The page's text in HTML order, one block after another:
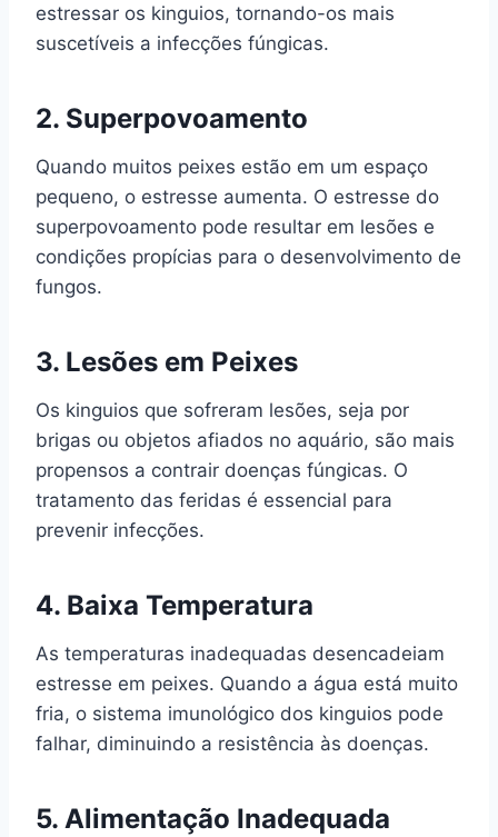
estressar os kinguios, tornando-os mais
suscetíveis a infecções fúngicas.
2. Superpovoamento
Quando muitos peixes estão em um espaço
pequeno, o estresse aumenta. O estresse do
superpovoamento pode resultar em lesões e
condições propícias para o desenvolvimento de
fungos.
3. Lesões em Peixes
Os kinguios que sofreram lesões, seja por
brigas ou objetos afiados no aquário, são mais
propensos a contrair doenças fúngicas. O
tratamento das feridas é essencial para
prevenir infecções.
4. Baixa Temperatura
As temperaturas inadequadas desencadeiam
estresse em peixes. Quando a água está muito
fria, o sistema imunológico dos kinguios pode
falhar, diminuindo a resistência às doenças.
5. Alimentação Inadequada